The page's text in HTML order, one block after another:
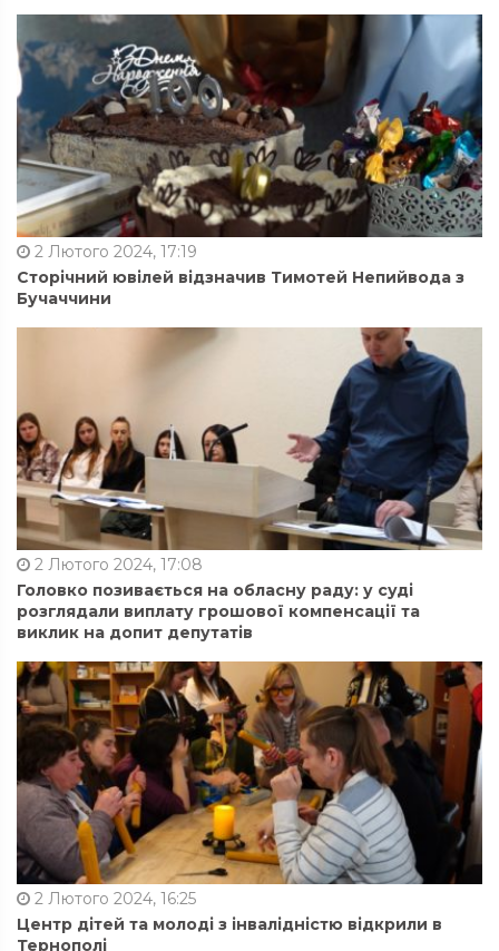
2 Лютого 2024, 17:19
Сторічний ювілей відзначив Тимотей Непийвода з
Бучаччини
2 Лютого 2024, 17:08
Головко позивається на обласну раду: у суді
розглядали виплату грошової компенсації та
виклик на допит депутатів
2 Лютого 2024, 16:25
Центр дітей та молоді з інвалідністю відкрили в
Тернополі